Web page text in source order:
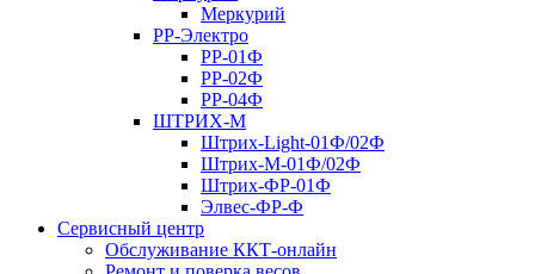
Меркурий
РР-Электро
РР-01Ф
РР-02Ф
РР-04Ф
ШТРИХ-М
Штрих-Light-01Ф/02Ф
Штрих-М-01Ф/02Ф
Штрих-ФР-01Ф
Элвес-ФР-Ф
Сервисный центр
Обслуживание ККТ-онлайн